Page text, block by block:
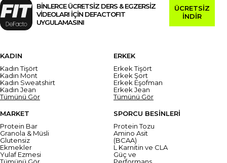
BİNLERCE ÜCRETSİZ DERS & EGZERSİZ
VİDEOLARI İÇİN DEFACTOFIT
UYGULAMASINI
ÜCRETSİZ
İNDİR
KADIN
Kadın Tişört
Kadın Mont
Kadın Sweatshirt
Kadın Jean
Tümünü Gör
ERKEK
Erkek Tişört
Erkek Şort
Erkek Eşofman
Erkek Jean
Tümünü Gör
MARKET
Protein Bar
Granola & Müsli
Glutensiz
Ekmekler
Yulaf Ezmesi
Tümünü Gör
SPORCU BESİNLERİ
Protein Tozu
Amino Asit
(BCAA)
L Karnitin ve CLA
Güç ve
Performans